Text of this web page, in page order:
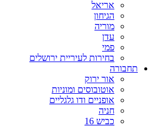
בחירות לעיריית ירושלים
אור ירוק
אוטובוסים ומוניות
אופניים ודו גלגליים